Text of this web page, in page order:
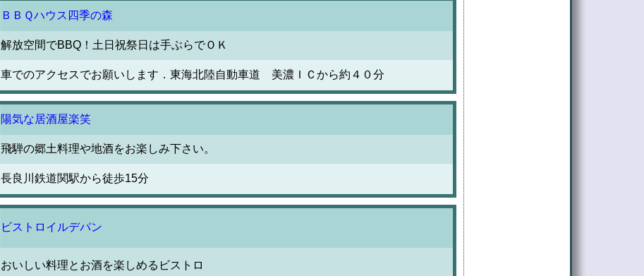
ＢＢＱハウス四季の森
解放空間でBBQ！土日祝祭日は手ぶらでＯＫ
車でのアクセスでお願いします．東海北陸自動車道 美濃ＩＣから約４０分
陽気な居酒屋楽笑
飛騨の郷土料理や地酒をお楽しみ下さい。
長良川鉄道関駅から徒歩15分
ビストロイルデパン
おいしい料理とお酒を楽しめるビストロ